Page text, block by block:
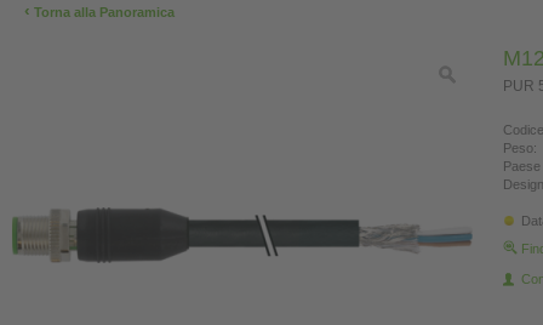
‹ Torna alla Panoramica
PUR
Peso: